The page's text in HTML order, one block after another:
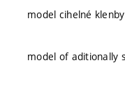
model cihelné
model of aditionally